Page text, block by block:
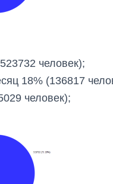
человек);
18% (136817
человек);